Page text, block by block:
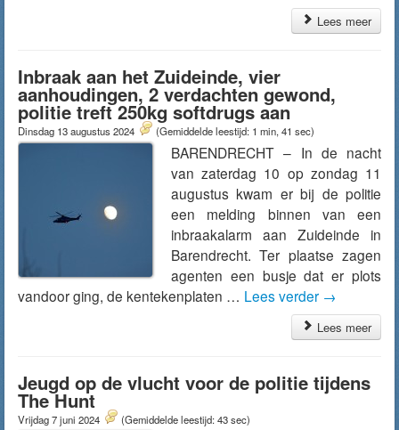
Lees meer
Inbraak aan het Zuideinde, vier
aanhoudingen, 2 verdachten gewond,
politie treft 250kg softdrugs aan
Dinsdag 13 augustus 2024 (Gemiddelde leestijd: 1 min, 41 sec)
BARENDRECHT – In de nacht
van zaterdag 10 op zondag 11
augustus kwam er bij de politie
een melding binnen van een
inbraakalarm aan Zuideinde in
Barendrecht. Ter plaatse zagen
agenten een busje dat er plots
vandoor ging, de kentekenplaten … Lees verder →
Lees meer
Jeugd op de vlucht voor de politie tijdens
The Hunt
Vrijdag 7 juni 2024 (Gemiddelde leestijd: 43 sec)